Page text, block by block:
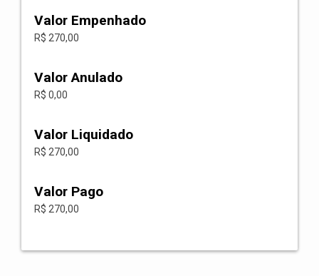
Valor Empenhado
R$ 270,00
Valor Anulado
R$ 0,00
Valor Liquidado
R$ 270,00
Valor Pago
R$ 270,00